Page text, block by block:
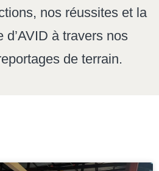
nos réussites et la
d’AVID à travers nos
de terrain.